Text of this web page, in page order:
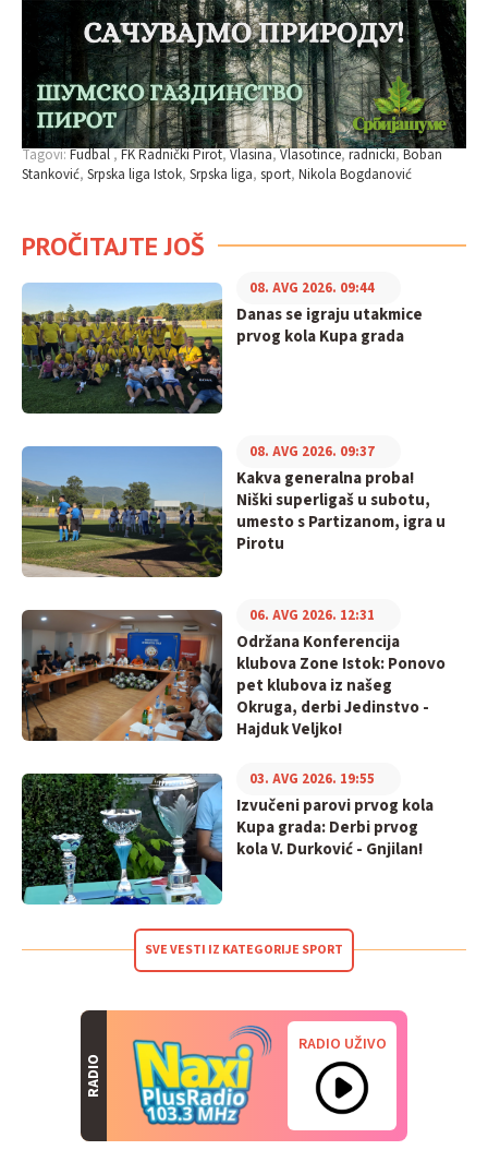
Tagovi:Fudbal FK Radnički Pirot Vlasina Vlasotince radnicki Boban
Stanković Srpska liga Istok Srpska liga sport Nikola Bogdanović
PROČITAJTE JOŠ
Danas se igraju utakmice
prvog kola Kupa grada
08. AVG 2026. 09:44
Kakva generalna proba!
Niški superligaš u subotu,
umesto s Partizanom, igra u
Pirotu
08. AVG 2026. 09:37
Održana Konferencija
klubova Zone Istok: Ponovo
pet klubova iz našeg
Okruga, derbi Jedinstvo -
Hajduk Veljko!
06. AVG 2026. 12:31
Izvučeni parovi prvog kola
Kupa grada: Derbi prvog
kola V. Durković - Gnjilan!
03. AVG 2026. 19:55
SVE VESTI IZ KATEGORIJE SPORT
RADIO
RADIO UŽIVO